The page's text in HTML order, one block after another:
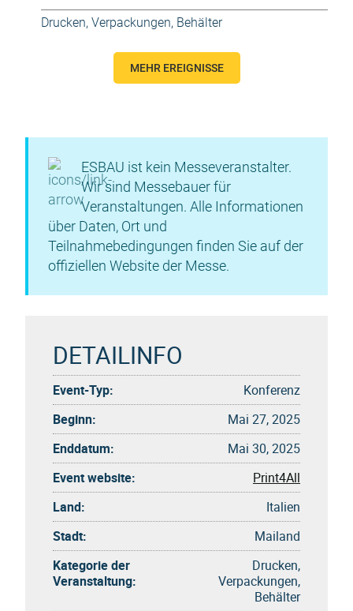
Drucken, Verpackungen, Behälter
MEHR EREIGNISSE
ESBAU ist kein Messeveranstalter.
Wir sind Messebauer für
Veranstaltungen. Alle Informationen
über Daten, Ort und
Teilnahmebedingungen finden Sie auf der
offiziellen Website der Messe.
DETAILINFO
Event-Typ:
Konferenz
Beginn:
Mai 27, 2025
Enddatum:
Mai 30, 2025
Event website:
Print4All
Land:
Italien
Stadt:
Mailand
Kategorie der
Veranstaltung:
Drucken,
Verpackungen,
Behälter